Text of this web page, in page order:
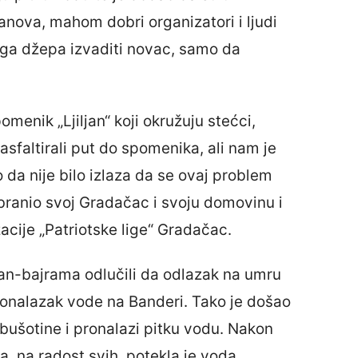
mahom dobri organizatori i ljudi
džepa izvaditi novac, samo da
„Ljiljan“ koji okružuju stećci,
put do spomenika, ali nam je
nije bilo izlaza da se ovaj problem
svoj Gradačac i svoju domovinu i
„Patriotske lige“ Gradačac.
bajrama odlučili da odlazak na umru
vode na Banderi. Tako je došao
i pronalazi pitku vodu. Nakon